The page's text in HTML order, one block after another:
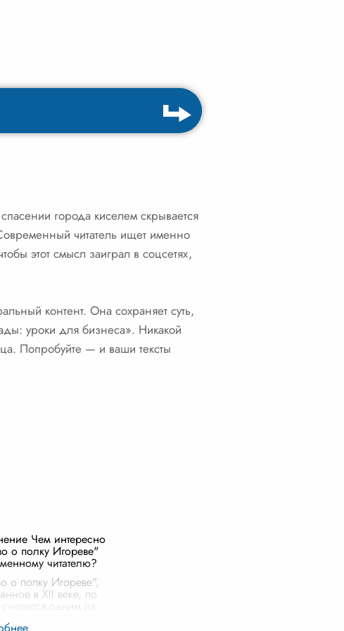
города киселем скрывается
читатель ищет именно
этот смысл заиграл в соцсетях,
контент. Она сохраняет суть,
уроки для бизнеса». Никакой
Попробуйте — и ваши тексты
Чем интересно
о полку Игореве"
читателю?
о полку Игореве",
в XII веке, по
одним из